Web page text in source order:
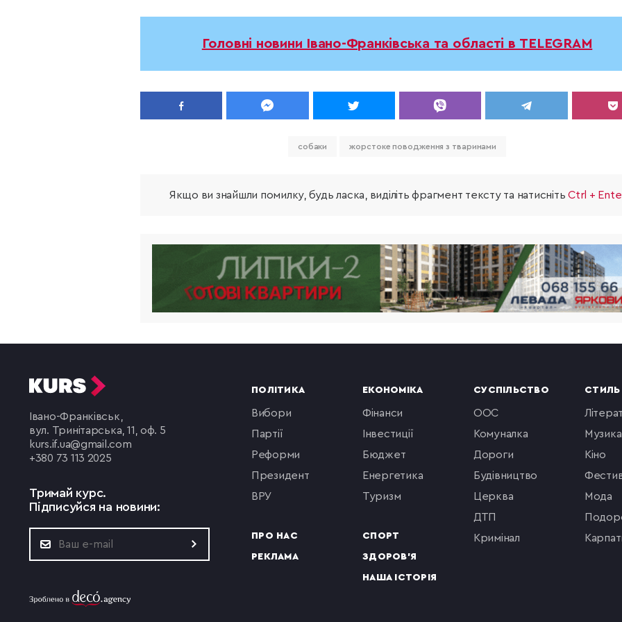
Головні новини Івано-Франківська та області в TELEGRAM
собаки жорстоке поводження з тваринами
Якщо ви знайшли помилку, будь ласка, виділіть фрагмент тексту та натиснітьCtrl +
Івано-Франківськ,
вул. Тринітарська, 11, оф. 5
kurs.if.ua@gmail.com
+380 73 113 2025
Тримай курс.
Підписуйся на новини:
ПОЛІТИКА
вибори
партії
реформи
президент
ВРУ
ПРО НАС
РЕКЛАМА
ЕКОНОМІКА
фінанси
інвестиції
бюджет
енергетика
туризм
СПОРТ
ЗДОРОВ'Я
НАША ІСТОРІЯ
СУСПІЛЬСТВО
ООС
комуналка
Дороги
будівництво
церква
ДТП
кримінал
музика
кіно
мода